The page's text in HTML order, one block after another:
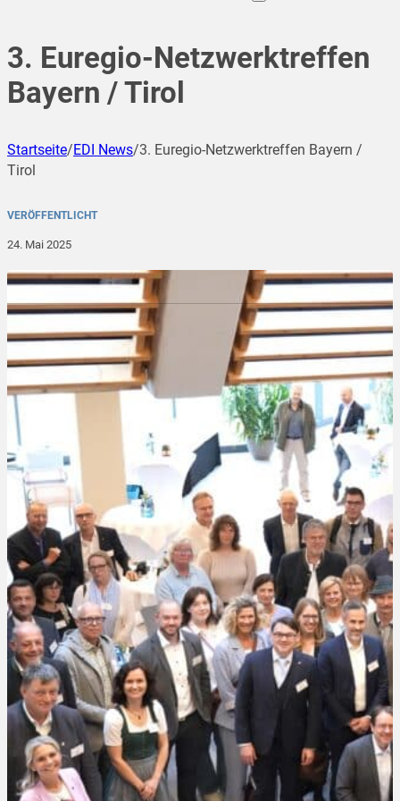
3. Euregio-Netzwerktreffen
Bayern / Tirol
Startseite/EDI News/3. Euregio-Netzwerktreffen Bayern /
Tirol
VERÖFFENTLICHT
24. Mai 2025